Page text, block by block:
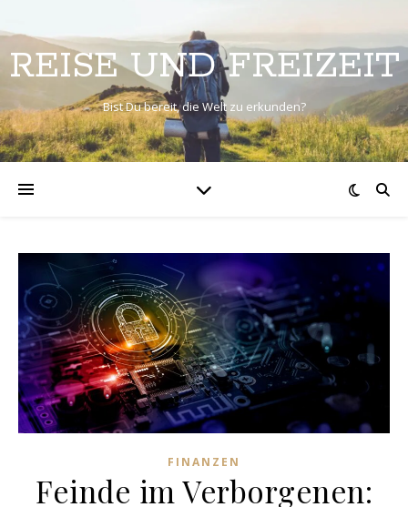
REISE UND FREIZEIT
Bist Du bereit, die Welt zu erkunden?
FINANZEN
Feinde im Verborgenen: